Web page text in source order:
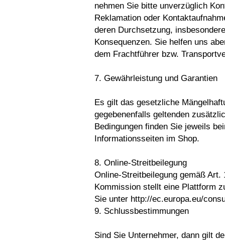
nehmen Sie bitte unverzüglich
Reklamation oder
deren Durchsetzung,
Konsequenzen. Sie helfen uns
dem Frachtführer bzw.
7. Gewährleistung und Garantien
Es gilt das gesetzliche
gegebenenfalls geltenden
Bedingungen finden Sie jeweils
Informationsseiten im Shop.
8. Online-Streitbeilegung
Online-Streitbeilegung gemäß
Kommission stellt eine Plattform
Sie unter http://ec.europa.eu/
9. Schlussbestimmungen
Sind Sie Unternehmer, dann gilt